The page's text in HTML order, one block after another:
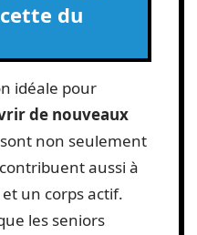
du
idéale pour
de nouveaux
non seulement
aussi à
un corps actif.
les seniors